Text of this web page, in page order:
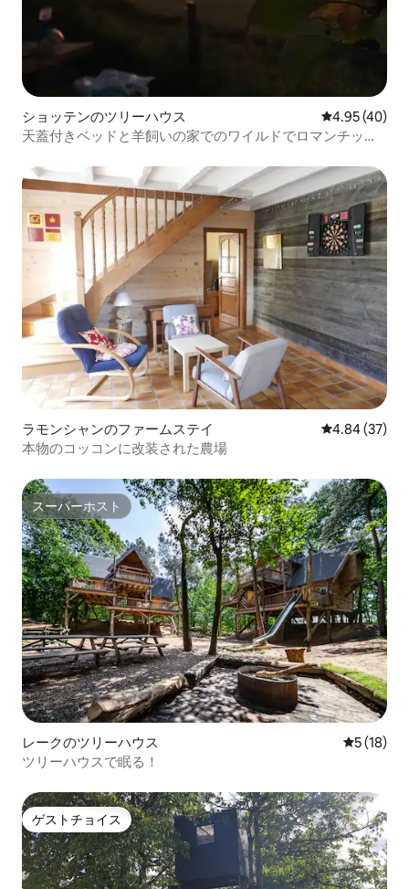
ショッテンのツリーハウス レビュー40
4.95 (40)
天蓋付きベッドと羊飼いの家でのワイルドでロマンチック
ラモンシャンのファームステイ レビュー37
4.84 (37)
本物のコッコンに改装された農場
スーパーホスト
スーパーホスト
レークのツリーハウス レビュー
5 (18)
ツリーハウスで眠る！
ゲストチョイス
ゲストチョイス